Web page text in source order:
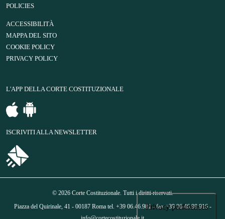
POLICIES
ACCESSIBILITÀ
MAPPA DEL SITO
COOKIE POLICY
PRIVACY POLICY
L'APP DELLA CORTE COSTITUZIONALE
ISCRIVITI ALLA NEWSLETTER
© 2026 Corte Costituzionale. Tutti i diritti riservati.
Piazza del Quirinale, 41 - 00187 Roma tel. +39 06.46.981 - fax +39 06.46.98.916 -